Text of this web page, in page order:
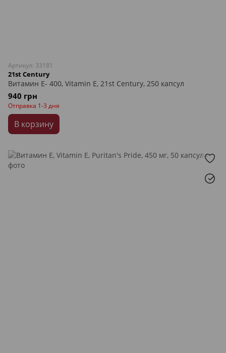
Артикул: 33181
21st Century
Витамин Е- 400, Vitamin E, 21st Century, 250 капсул
940 грн
Отправка 1-3 дня
В корзину